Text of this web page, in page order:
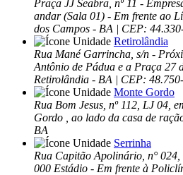
Praça JJ Seabra, nº 11 -
andar (Sala 01) - Em frente ao
dos Campos - BA | CEP:
Retirolândia
Rua Mané Garrincha, s/n -
Antônio de Pádua e a Praça 27
Retirolândia - BA | CEP:
Monte Gordo
Rua Bom Jesus, nº 112, LJ 04,
Gordo , ao lado da casa de
BA
Serrinha
Rua Capitão Apolinário, n°
000 Estádio - Em frente à